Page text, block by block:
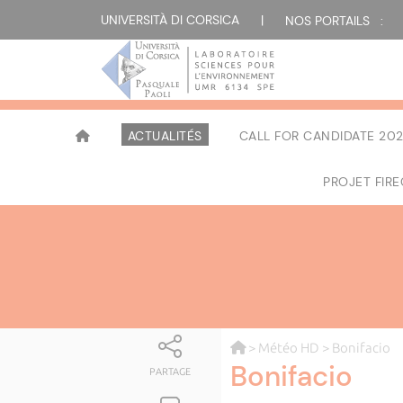
UNIVERSITÀ DI CORSICA | NOS PORTAILS :
ACTUALITÉS CALL FOR CANDIDATE
PROJET
PARTAGE
> Météo HD > Bonifacio
Bonifacio